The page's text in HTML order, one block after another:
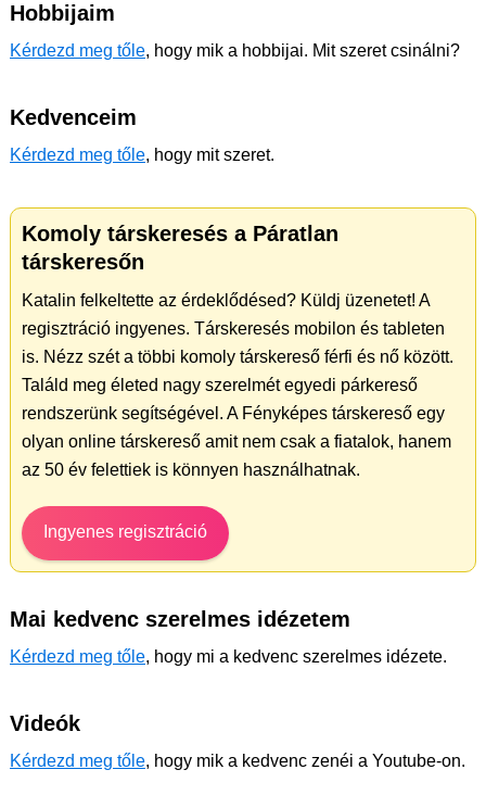
Hobbijaim
Kérdezd meg tőle, hogy mik a hobbijai. Mit szeret csinálni?
Kedvenceim
Kérdezd meg tőle, hogy mit szeret.
Komoly társkeresés a Páratlan
társkeresőn
Katalin felkeltette az érdeklődésed? Küldj üzenetet! A
regisztráció ingyenes. Társkeresés mobilon és tableten
is. Nézz szét a többi komoly társkereső férfi és nő között.
Találd meg életed nagy szerelmét egyedi párkereső
rendszerünk segítségével. A Fényképes társkereső egy
olyan online társkereső amit nem csak a fiatalok, hanem
az 50 év felettiek is könnyen használhatnak.
Ingyenes regisztráció
Mai kedvenc szerelmes idézetem
Kérdezd meg tőle, hogy mi a kedvenc szerelmes idézete.
Videók
Kérdezd meg tőle, hogy mik a kedvenc zenéi a Youtube-on.